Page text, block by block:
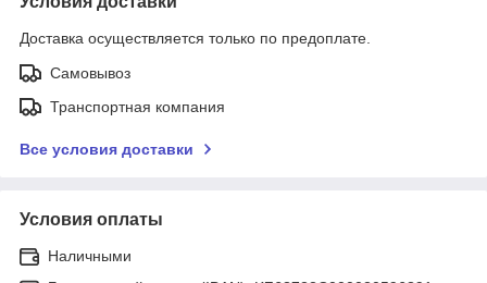
Доставка осуществляется только по предоплате.
Самовывоз
Транспортная компания
Все условия доставки
Условия оплаты
Наличными